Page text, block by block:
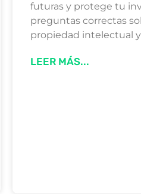
futuras y protege tu
preguntas correctas
propiedad intelectual
LEER MÁS...